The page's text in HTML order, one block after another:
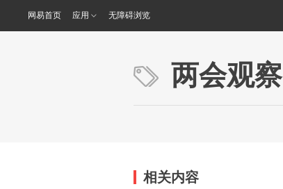
网易首页 应用 无障碍浏览
两会观察
相关内容